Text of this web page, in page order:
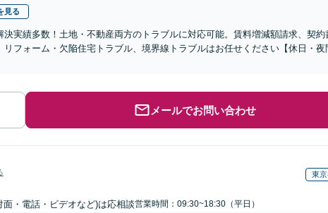
見る
決実績多数！土地・不動産両方のトラブルに対応可能。賃料増減額請求、契約
フォーム・欠陥住宅トラブル、境界線トラブルはお任せください【休日・夜
メールでお問い合わせ
東
面・電話・ビデオなど)は応相談営業時間：09:30~18:30（平日）